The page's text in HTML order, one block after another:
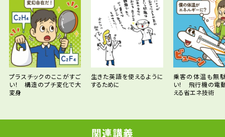
プラスチックのここがすご
い！ 構造のプチ変化で大
変身
生きた英語を使えるように
するために
乗客の体温も無
い！ 飛行機の電
える省エネ技術
関連講義